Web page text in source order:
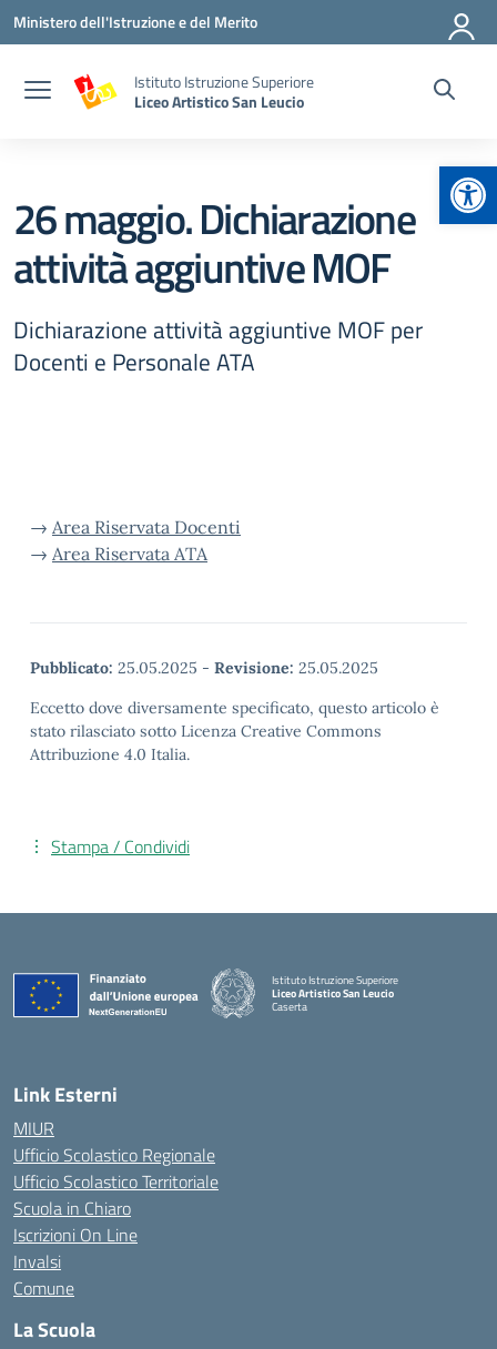
Vai ai contenuti
Vai al menu di navigazione
Vai al footer
Ministero dell'Istruzione e del Merito
Istituto Istruzione Superiore
Liceo Artistico San Leucio
26 maggio. Dichiarazione
attività aggiuntive MOF
Dichiarazione attività aggiuntive MOF per
Docenti e Personale ATA
→ Area Riservata Docenti
→ Area Riservata ATA
Pubblicato: 25.05.2025 - Revisione: 25.05.2025
Eccetto dove diversamente specificato, questo articolo è
stato rilasciato sotto Licenza Creative Commons
Attribuzione 4.0 Italia.
Stampa / Condividi
Istituto Istruzione Superiore
Liceo Artistico San Leucio
Caserta
Link Esterni
MIUR
Ufficio Scolastico Regionale
Ufficio Scolastico Territoriale
Scuola in Chiaro
Iscrizioni On Line
Invalsi
Comune
La Scuola